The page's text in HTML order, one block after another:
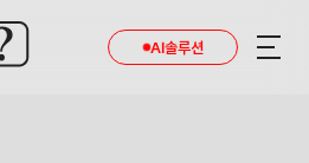
AI솔루션